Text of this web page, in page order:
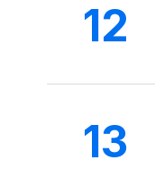
12
13